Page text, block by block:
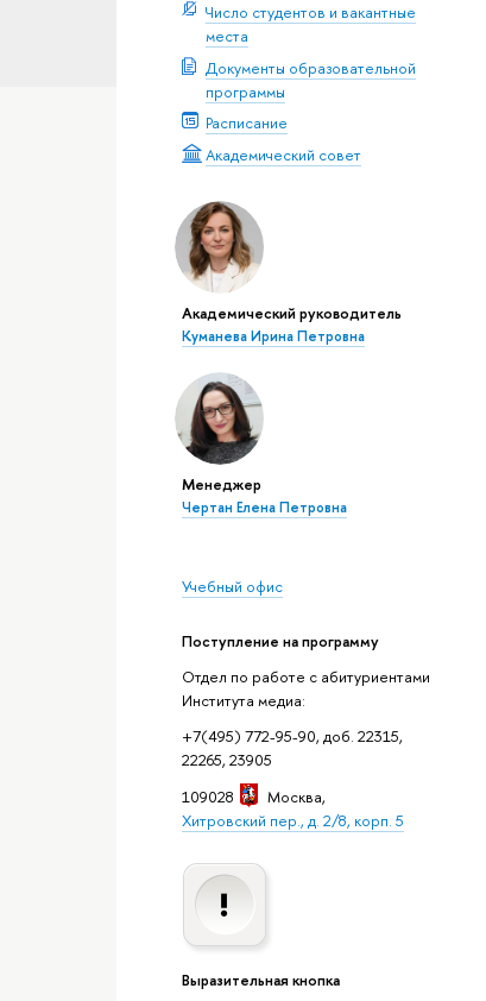
Число студентов и вакантные
места
Документы образовательной
программы
Расписание
Академический совет
Академический руководитель
Куманева Ирина Петровна
Менеджер
Чертан Елена Петровна
Учебный офис
Поступление на программу
Отдел по работе с абитуриентами
Института медиа:
+7(495) 772-95-90, доб. 22315,
22265, 23905
109028
Москва,
Хитровский пер., д. 2/8, корп. 5
Выразительная кнопка